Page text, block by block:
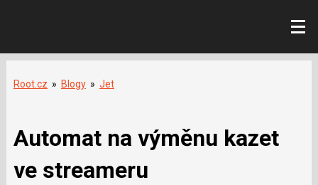
Root.cz » Blogy » Jet
Automat na výměnu kazet
ve streameru